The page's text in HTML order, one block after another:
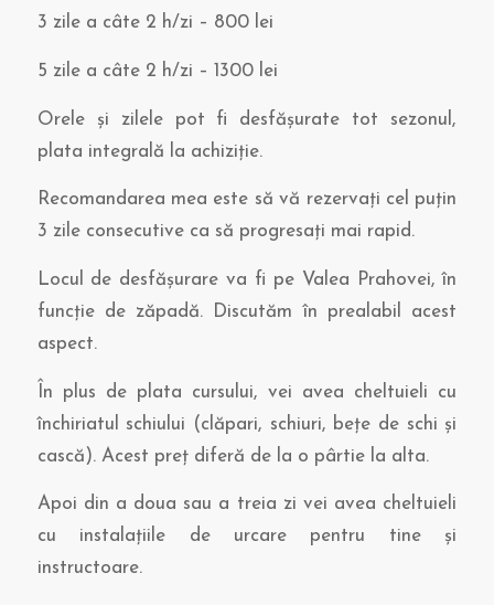
3 zile a câte 2 h/zi – 800 lei
5 zile a câte 2 h/zi – 1300 lei
Orele și zilele pot fi desfășurate tot sezonul,
plata integrală la achiziție.
Recomandarea mea este să vă rezervați cel puțin
3 zile consecutive ca să progresați mai rapid.
Locul de desfășurare va fi pe Valea Prahovei, în
funcție de zăpadă. Discutăm în prealabil acest
aspect.
În plus de plata cursului, vei avea cheltuieli cu
închiriatul schiului (clăpari, schiuri, bețe de schi și
cască). Acest preț diferă de la o pârtie la alta.
Apoi din a doua sau a treia zi vei avea cheltuieli
cu instalațiile de urcare pentru tine și
instructoare.